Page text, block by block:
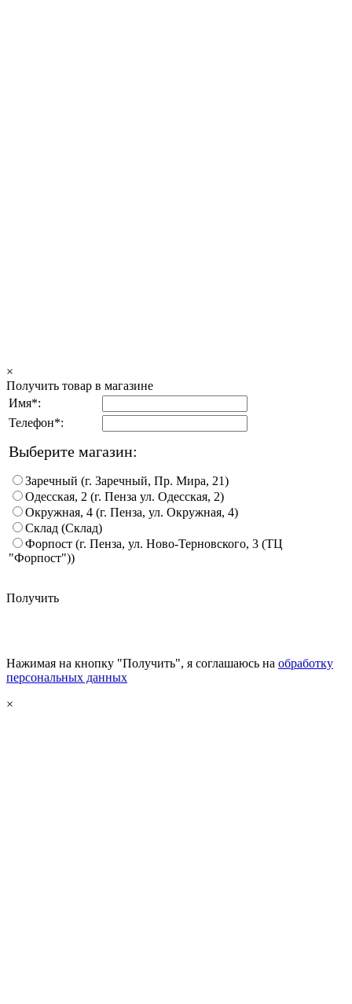
×
Получить товар в магазине
Имя*:
Телефон*:
Выберите магазин:
Заречный (г. Заречный, Пр. Мира, 21)
Одесская, 2 (г. Пенза ул. Одесская, 2)
Окружная, 4 (г. Пенза, ул. Окружная, 4)
Склад (Склад)
Форпост (г. Пенза, ул. Ново-Терновского, 3 (ТЦ
"Форпост"))
Получить
Нажимая на кнопку "Получить", я соглашаюсь на обработку
персональных данных
×